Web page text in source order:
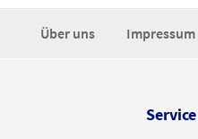
Über uns Impressum